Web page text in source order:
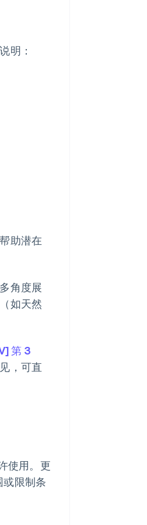
明：
助潜在
角度展
如天然
第 3
，可直
使用。更
限制条